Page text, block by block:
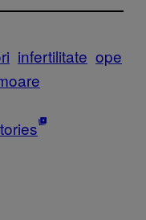
infertilitate ope